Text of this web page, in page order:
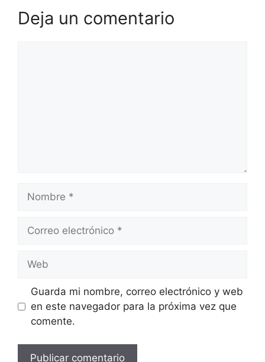
Deja un comentario
Nombre
Correo
Web
Guarda mi nombre, correo electrónico y web
en este navegador para la próxima vez que
comente.